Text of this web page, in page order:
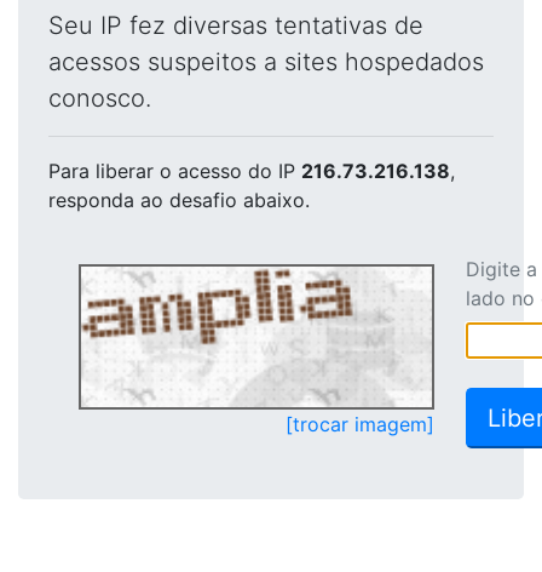
Seu IP fez diversas tentativas de
acessos suspeitos a sites hospedados
conosco.
Para liberar o acesso do IP 216.73.216.138,
responda ao desafio abaixo.
[trocar imagem]
Digite
lado no